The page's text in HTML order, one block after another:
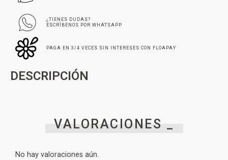
¿TIENES DUDAS?
ESCRÍBENOS POR WHATSAPP
PAGA EN 3/4 VECES SIN INTERESES CON FLOAPAY
DESCRIPCIÓN
VALORACIONES _
No hay valoraciones aún.